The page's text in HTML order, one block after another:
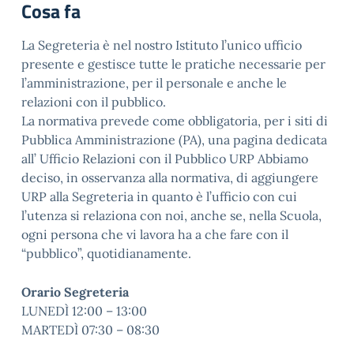
Cosa fa
La Segreteria è nel nostro Istituto l’unico ufficio
presente e gestisce tutte le pratiche necessarie per
l’amministrazione, per il personale e anche le
relazioni con il pubblico.
La normativa prevede come obbligatoria, per i siti di
Pubblica Amministrazione (PA), una pagina dedicata
all’ Ufficio Relazioni con il Pubblico URP Abbiamo
deciso, in osservanza alla normativa, di aggiungere
URP alla Segreteria in quanto è l’ufficio con cui
l’utenza si relaziona con noi, anche se, nella Scuola,
ogni persona che vi lavora ha a che fare con il
“pubblico”, quotidianamente.
Orario Segreteria
LUNEDÌ 12:00 – 13:00
MARTEDÌ 07:30 – 08:30